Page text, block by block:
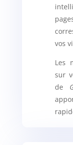
vos
Les
sur
de